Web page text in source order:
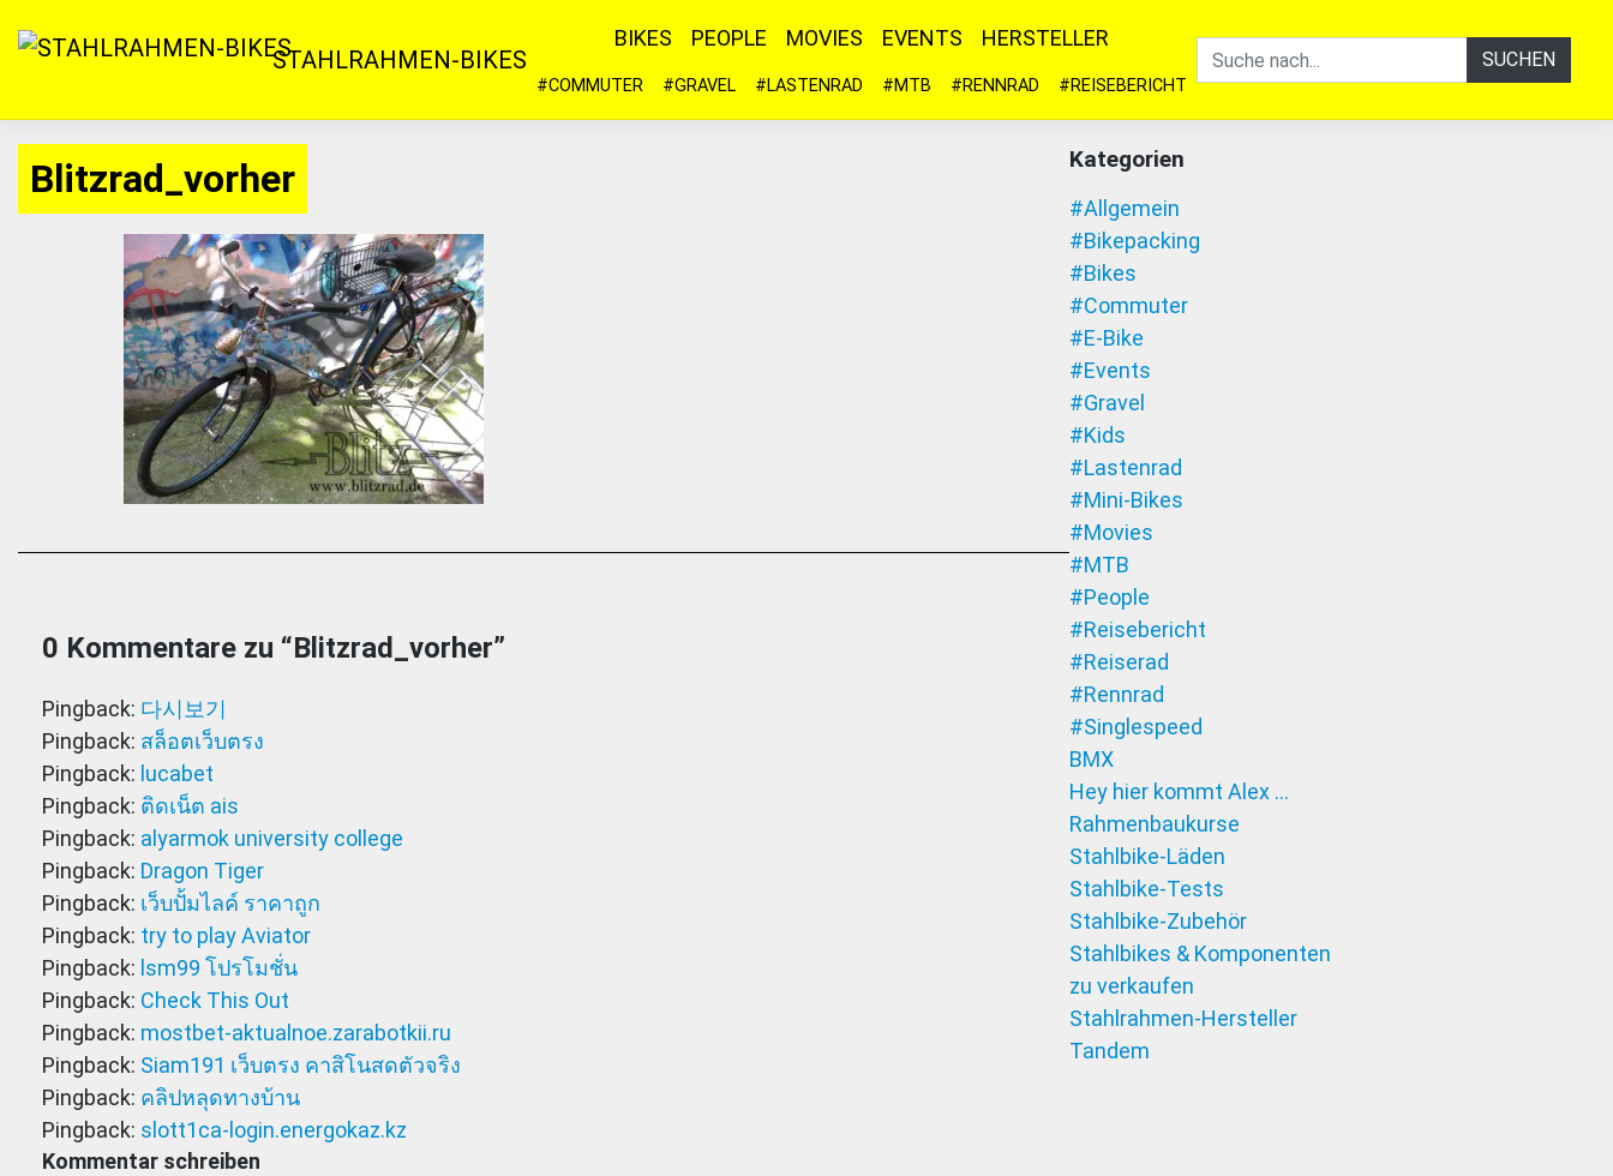
Inhalt
STAHLRAHMEN-BIKES SUCHEN
BIKES PEOPLE MOVIES EVENTS HERSTELLER
#COMMUTER #GRAVEL #LASTENRAD #MTB #RENNRAD #REISEBERICHT
Blitzrad_vorher
0 Kommentare zu “Blitzrad_vorher”
Pingback: 다시보기
Pingback: สล็อตเว็บตรง
Pingback: lucabet
Pingback: ติดเน็ต ais
Pingback: alyarmok university college
Pingback: Dragon Tiger
Pingback: เว็บปั้มไลค์ ราคาถูก
Pingback: try to play Aviator
Pingback: lsm99 โปรโมชั่น
Pingback: Check This Out
Pingback: mostbet-aktualnoe.zarabotkii.ru
Pingback: Siam191 เว็บตรง คาสิโนสดตัวจริง
Pingback: คลิปหลุดทางบ้าน
Pingback: slott1ca-login.energokaz.kz
Kommentar schreiben
Kategorien
#Allgemein
#Bikepacking
#Bikes
#Commuter
#E-Bike
#Events
#Gravel
#Kids
#Lastenrad
#Mini-Bikes
#Movies
#MTB
#People
#Reisebericht
#Reiserad
#Rennrad
#Singlespeed
BMX
Hey hier kommt Alex …
Rahmenbaukurse
Stahlbike-Läden
Stahlbike-Tests
Stahlbike-Zubehör
Stahlbikes & Komponenten
zu verkaufen
Stahlrahmen-Hersteller
Tandem